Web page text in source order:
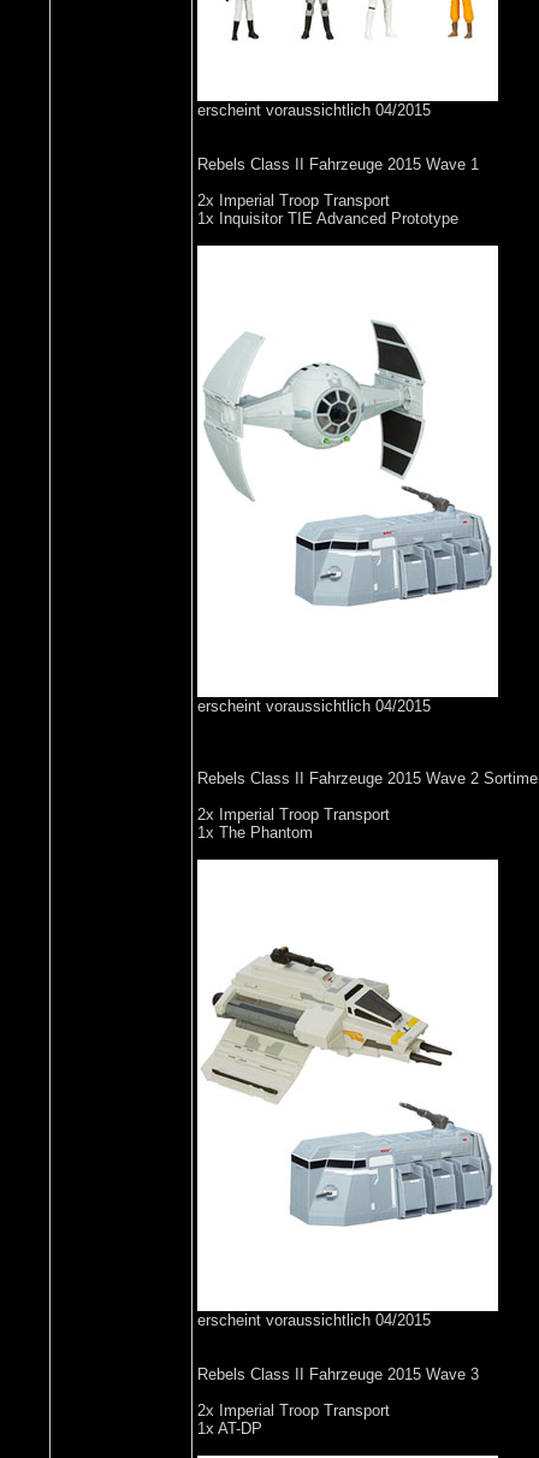
erscheint voraussichtlich 04/2015
Rebels Class II Fahrzeuge 2015 Wave 1
2x Imperial Troop Transport
1x Inquisitor TIE Advanced Prototype
erscheint voraussichtlich 04/2015
Rebels Class II Fahrzeuge 2015 Wave 2
2x Imperial Troop Transport
1x The Phantom
erscheint voraussichtlich 04/2015
Rebels Class II Fahrzeuge 2015 Wave 3
2x Imperial Troop Transport
1x AT-DP